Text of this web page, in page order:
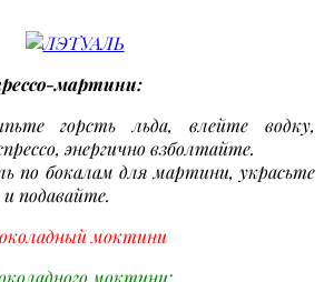
мартини:
горсть льда, влейте водку,
энергично взболтайте.
по бокалам для мартини, украсьте
подавайте.
моктини
моктини: